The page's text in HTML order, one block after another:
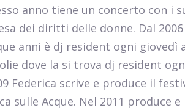
anno tiene un concerto con i
dei diritti delle donne. Dal
anni è dj resident ogni giovedì
dove la si trova dj resident
Federica scrive e produce il
sulle Acque. Nel 2011 produce e